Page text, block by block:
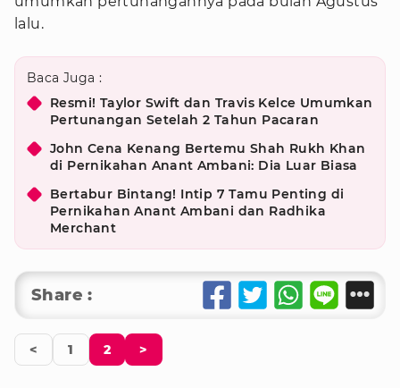
lalu.
Baca Juga :
Resmi! Taylor Swift dan Travis Kelce Umumkan
Pertunangan Setelah 2 Tahun Pacaran
John Cena Kenang Bertemu Shah Rukh Khan
di Pernikahan Anant Ambani: Dia Luar Biasa
Bertabur Bintang! Intip 7 Tamu Penting di
Pernikahan Anant Ambani dan Radhika
Merchant
Share :
< 1 2 >